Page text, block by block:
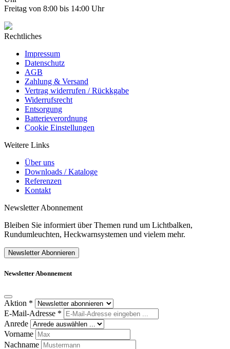
Freitag von 8:00 bis 14:00 Uhr
Rechtliches
Impressum
Datenschutz
AGB
Zahlung & Versand
Vertrag widerrufen / Rückkgabe
Widerrufsrecht
Entsorgung
Batterieverordnung
Cookie Einstellungen
Weitere Links
Über uns
Downloads / Kataloge
Referenzen
Kontakt
Newsletter Abonnement
Bleiben Sie informiert über Themen rund um Lichtbalken,
Rundumleuchten, Heckwarnsystemen und vielem mehr.
Newsletter Abonnieren
Newsletter Abonnement
Aktion *
E-Mail-Adresse *
Anrede
Vorname
Nachname